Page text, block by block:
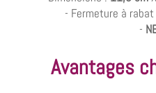
- Fermeture à
-
Avantages